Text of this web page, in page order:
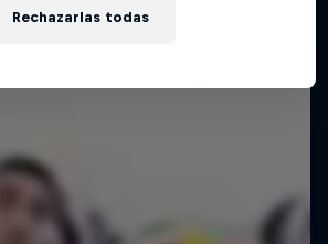
Rechazarlas todas